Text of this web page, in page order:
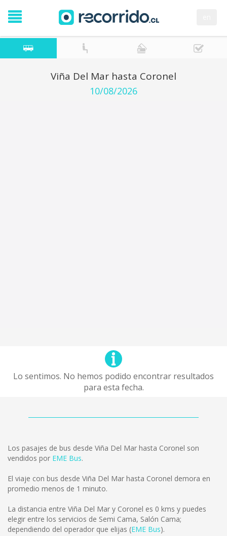
Viña Del Mar hasta Coronel
10/08/2026
Lo sentimos. No hemos podido encontrar resultados
para esta fecha.
Los pasajes de bus desde Viña Del Mar hasta Coronel son
vendidos por EME Bus.
El viaje con bus desde Viña Del Mar hasta Coronel demora en
promedio menos de 1 minuto.
La distancia entre Viña Del Mar y Coronel es 0 kms y puedes
elegir entre los servicios de Semi Cama, Salón Cama;
dependiendo del operador que elijas (EME Bus).